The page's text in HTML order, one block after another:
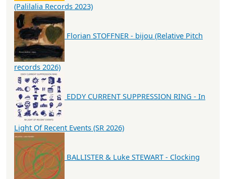
(Palilalia Records 2023)
Florian STOFFNER - bijou (Relative Pitch
records 2026)
EDDY CURRENT SUPPRESSION RING - In
Light Of Recent Events (SR 2026)
BALLISTER & Luke STEWART - Clocking